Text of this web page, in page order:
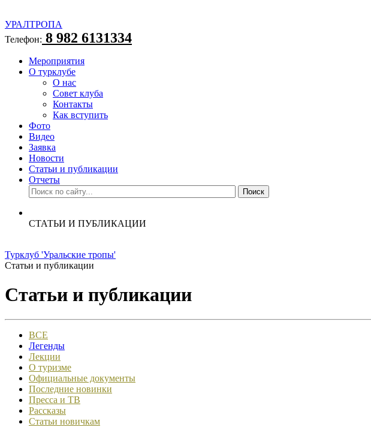
УРАЛТРОПА
Телефон: 8 982 6131334
Мероприятия
О турклубе
О нас
Совет клуба
Контакты
Как вступить
Фото
Видео
Заявка
Новости
Статьи и публикации
Отчеты
СТАТЬИ И ПУБЛИКАЦИИ
Турклуб 'Уральские тропы'
Статьи и публикации
Статьи и публикации
ВСЕ
Легенды
Лекции
О туризме
Официальные документы
Последние новинки
Пресса и ТВ
Рассказы
Статьи новичкам